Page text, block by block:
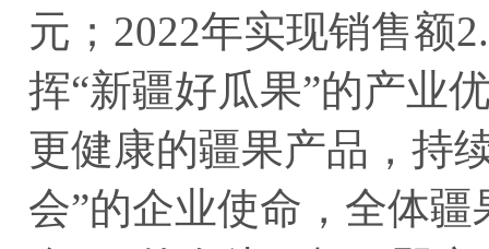
元；2022年实现销售额
挥“新疆好瓜果”的产业
更健康的疆果产品，持
会”的企业使命，全体